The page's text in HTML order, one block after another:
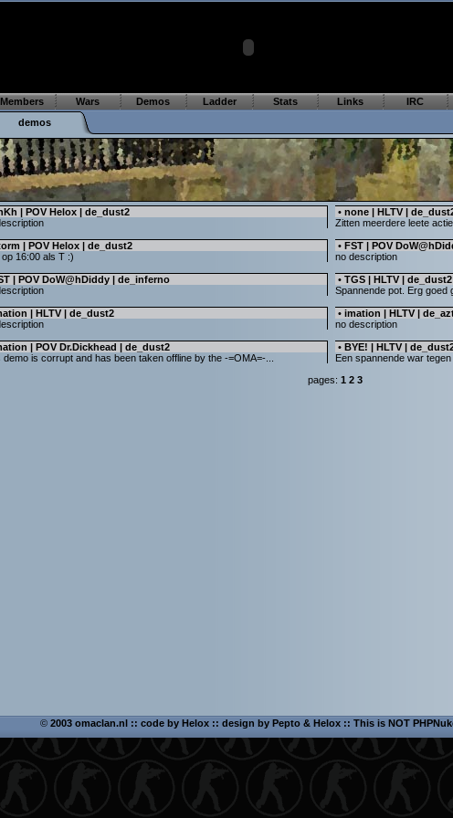
Members Wars Demos Ladder Stats Links
IRC
demos
| POV Helox | de_dust2
• none | HLTV |
Zitten meerdere leete
| POV Helox | de_dust2
16:00 als T :)
• FST | POV
no description
| POV DoW@hDiddy | de_inferno
• TGS | HLTV |
Spannende pot. Erg goed
| HLTV | de_dust2
• imation | HLTV |
no description
| POV Dr.Dickhead | de_dust2
demo is corrupt and has been taken offline by the -=OMA=-...
• BYE! | HLTV |
Een spannende war
pages: 1 2 3
© 2003 omaclan.nl :: code by Helox:: design by Pepto& Helox:: This is NOT